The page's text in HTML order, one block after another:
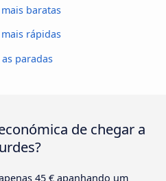
baratas
rápidas
as paradas
de chegar a
45 € apanhando um